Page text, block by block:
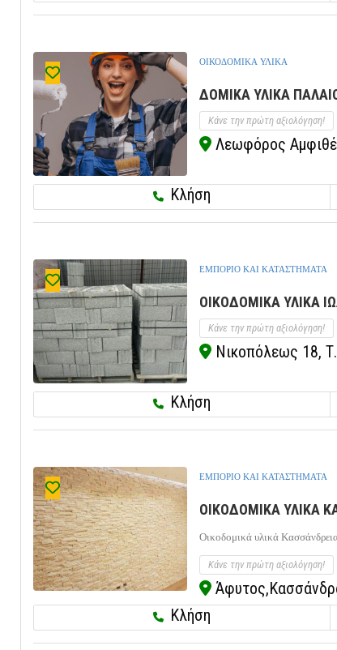
ΟΙΚΟΔΟΜΙΚΑ ΥΛΙΚΑ
ΔΟΜΙΚΑ ΥΛΙΚΑ
Κάνε την πρώτη αξιολόγηση!
Λεωφόρος
Κλήση
ΕΜΠΟΡΙΟ ΚΑΙ ΚΑΤΑΣΤΗΜΑΤΑ
ΟΙΚΟΔΟΜΙΚΑ ΥΛΙΚΑ
Κάνε την πρώτη αξιολόγηση!
Νικοπόλεως 18,
Κλήση
ΕΜΠΟΡΙΟ ΚΑΙ ΚΑΤΑΣΤΗΜΑΤΑ
ΟΙΚΟΔΟΜΙΚΑ ΥΛΙΚΑ
Οικοδομικά υλικά
Κάνε την πρώτη αξιολόγηση!
Κλήση